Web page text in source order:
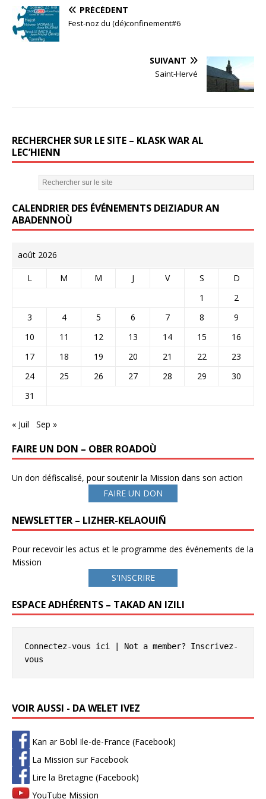
c
e
it
te
ai
PRÉCÉDENT
Fest-noz du (dé)confinement#6
SUIVANT
Saint-Hervé
RECHERCHER SUR LE SITE – KLASK WAR AL
LEC’HIENN
CALENDRIER DES ÉVÉNEMENTS DEIZIADUR AN
ABADENNOÙ
août 2026
L M M J V S
D
1
2
3
4 5 6 7 8
9
10
11 12 13 14 15
16
17
18 19 20 21 22
23
24
25 26 27 28 29
30
31
« Juil Sep »
FAIRE UN DON – OBER ROADOÙ
Un don défiscalisé, pour soutenir la Mission dans son action
FAIRE UN DON
NEWSLETTER – LIZHER-KELAOUIÑ
Pour recevoir les actus et le programme des événements de la
Mission
S'INSCRIRE
ESPACE ADHÉRENTS – TAKAD AN IZILI
Connectez-vous ici | Not a member? Inscrivez-
vous
VOIR AUSSI - DA WELET IVEZ
Kan ar Bobl Ile-de-France (Facebook)
La Mission sur Facebook
Lire la Bretagne (Facebook)
YouTube Mission